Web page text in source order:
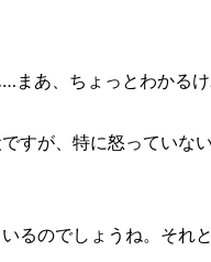
あ、ちょっとわかるけ
すが、特に怒っていな
るのでしょうね。それ